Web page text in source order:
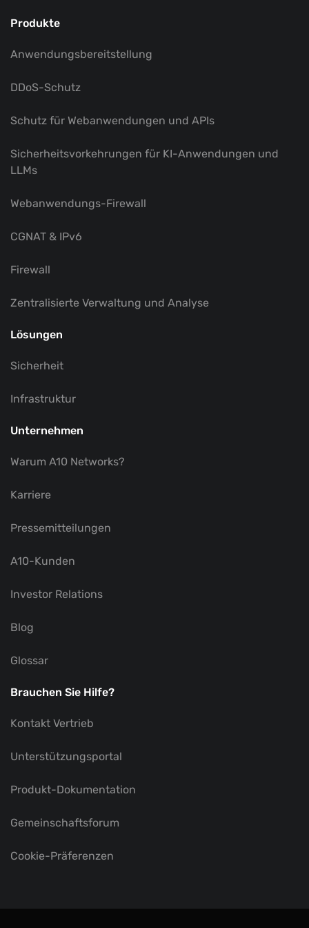
Produkte
Anwendungsbereitstellung
DDoS-Schutz
Schutz für Webanwendungen und APIs
Sicherheitsvorkehrungen für KI-Anwendungen und
LLMs
Webanwendungs-Firewall
CGNAT & IPv6
Firewall
Zentralisierte Verwaltung und Analyse
Lösungen
Sicherheit
Infrastruktur
Unternehmen
Warum A10 Networks?
Karriere
Pressemitteilungen
A10-Kunden
Investor Relations
Blog
Glossar
Brauchen Sie Hilfe?
Kontakt Vertrieb
Unterstützungsportal
Produkt-Dokumentation
Gemeinschaftsforum
Cookie-Präferenzen